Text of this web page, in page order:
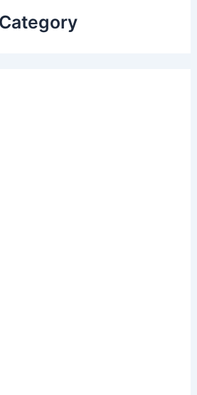
Category